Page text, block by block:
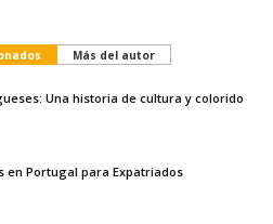
Más del autor
Una historia de cultura y colorido
en Portugal para Expatriados